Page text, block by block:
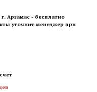
Арзамас - бесплатно
уточнит менеджер при